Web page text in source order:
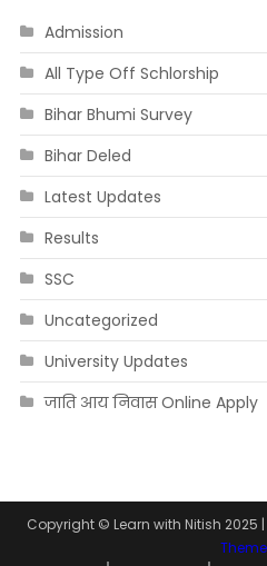
Admission
All Type Off Schlorship
Bihar Bhumi Survey
Bihar Deled
Latest Updates
Results
SSC
Uncategorized
University Updates
जाति आय निवास Online Apply
Copyright © Learn with Nitish 2025 |